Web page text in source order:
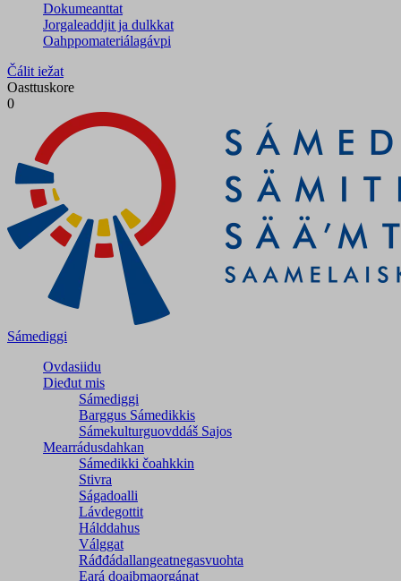
Dokumeanttat
Jorgaleaddjit ja dulkkat
Oahppomateriálagávpi
Čálit iežat
Oasttuskore
0
Sámediggi
Ovdasiidu
Dieđut mis
Sámediggi
Barggus Sámedikkis
Sámekulturguovddáš Sajos
Mearrádusdahkan
Sámedikki čoahkkin
Stivra
Ságadoalli
Lávdegottit
Hálddahus
Válggat
Ráđđádallangeatnegas­vuohta
Eará doaibmaorgánat